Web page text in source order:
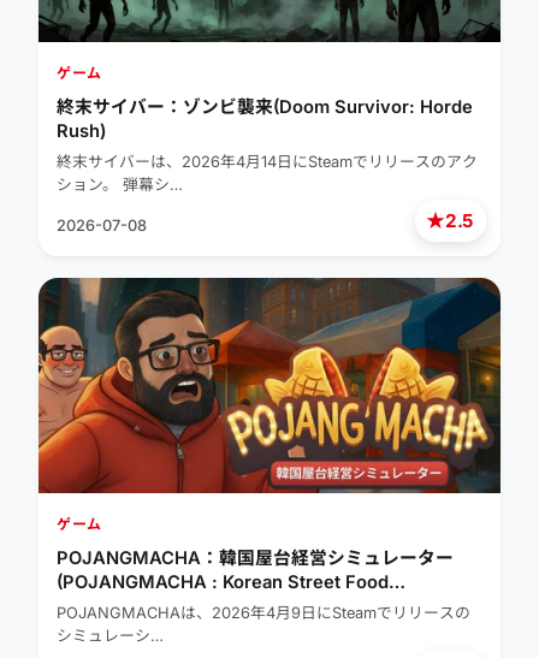
★2.5
ゲーム
終末サイバー：ゾンビ襲来(Doom Survivor: Horde
Rush)
終末サイバーは、2026年4月14日にSteamでリリースのアク
ション。 弾幕シ…
2026-07-08
ゲーム
POJANGMACHA：韓国屋台経営シミュレーター
(POJANGMACHA : Korean Street Food
Management Simulator)
POJANGMACHAは、2026年4月9日にSteamでリリースの
シミュレーシ…